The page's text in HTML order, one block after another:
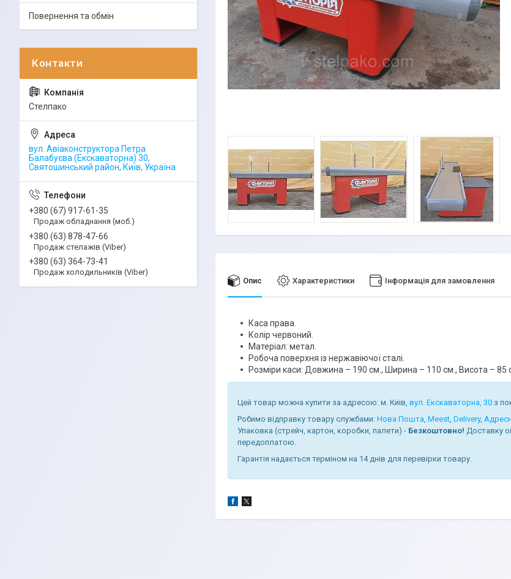
Опис Характеристики Інформація для замовлення
Каса права.
Колір червоний.
Матеріал: метал.
Робоча поверхня із нержавіючої сталі.
Розміри каси: Довжина – 190 см., Ширина – 110 см., Висота – 85
Цей товар можна купити за адресою: м. Київ, вул. Екскаваторна, 30 з
Робимо відправку товару службами: Нова Пошта, Meest, Delivery,
Упаковка (стрейч, картон, коробки, палети) - Безкоштовно! Доставку
передоплатою.
Гарантія надається терміном на 14 днів для перевірки товару.
Повернення та обмін
Стелпако
вул. Авіаконструктора Петра
Балабуєва (Екскаваторна) 30,
Святошинський район, Київ, Україна
+380 (67) 917-61-35
Продаж обладнання (моб.)
+380 (63) 878-47-66
Продаж стелажів (Viber)
+380 (63) 364-73-41
Продаж холодильників (Viber)